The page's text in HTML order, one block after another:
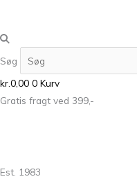
Søg
kr.0,00 0 Kurv
Gratis fragt ved 399,-
Est. 1983